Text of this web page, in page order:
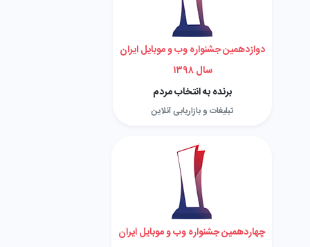
دوازدهمین جشنواره وب و موبایل ایران
سال ۱۳۹۸
برنده به انتخاب مردم
تبلیغات و بازاریابی آنلاین
چهاردهمین جشنواره وب و موبایل ایران